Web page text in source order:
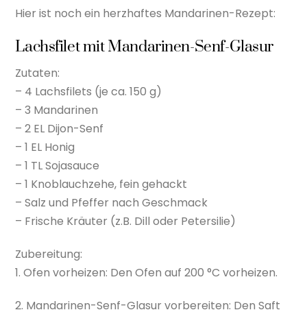
Hier ist noch ein herzhaftes Mandarinen-Rezept:
Lachsfilet mit Mandarinen-Senf-Glasur
Zutaten:
– 4 Lachsfilets (je ca. 150 g)
– 3 Mandarinen
– 2 EL Dijon-Senf
– 1 EL Honig
– 1 TL Sojasauce
– 1 Knoblauchzehe, fein gehackt
– Salz und Pfeffer nach Geschmack
– Frische Kräuter (z.B. Dill oder Petersilie)
Zubereitung:
1. Ofen vorheizen: Den Ofen auf 200 °C vorheizen.
2. Mandarinen-Senf-Glasur vorbereiten: Den Saft